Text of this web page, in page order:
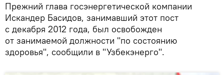
Прежний глава госэнергетической компании
Искандер Басидов, занимавший этот пост
с декабря 2012 года, был освобожден
от занимаемой должности "по состоянию
здоровья", сообщили в "Узбекэнерго".